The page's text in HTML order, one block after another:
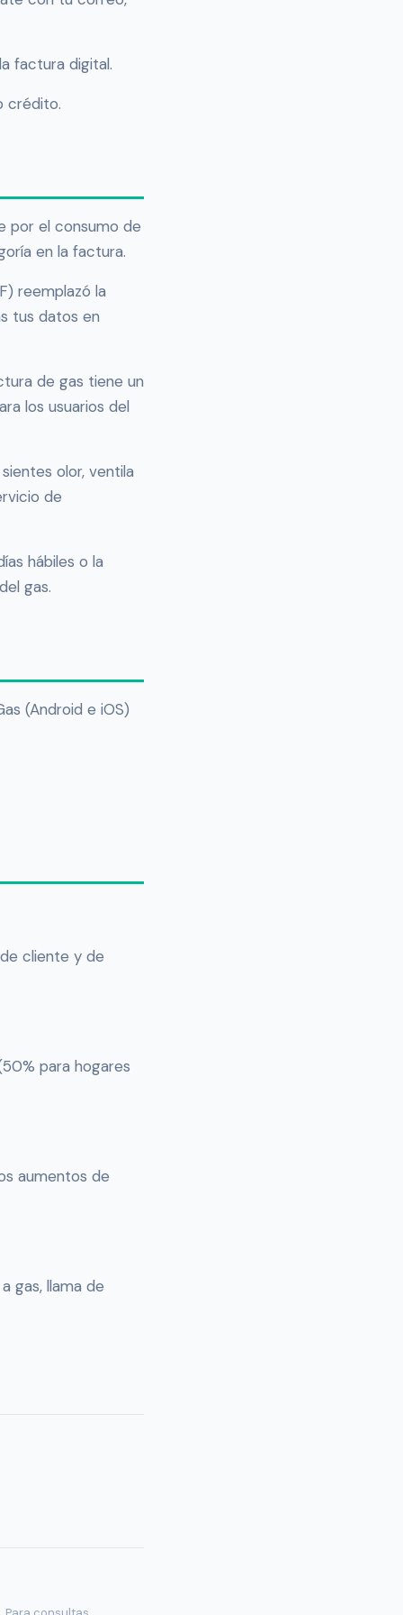
factura digital.
crédito.
por el consumo de
en la factura.
reemplazó la
tus datos en
de gas tiene un
los usuarios del
olor, ventila
de
hábiles o la
gas.
(Android e iOS)
cliente y de
para hogares
aumentos de
gas, llama de